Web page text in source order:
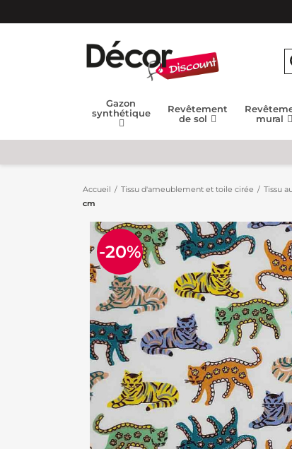
Gazon
synthétique
Revêtement
de sol
mural
Accueil Tissu d'ameublement et toile cirée Tissu
cm
-20%